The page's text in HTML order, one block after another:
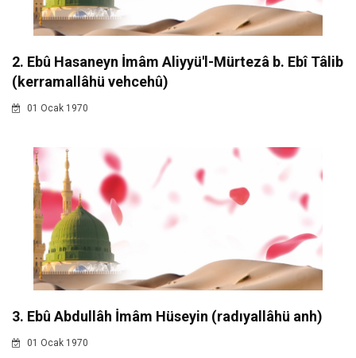
2. Ebû Hasaneyn İmâm Aliyyü'l-Mürtezâ b. Ebî Tâlib
(kerramallâhü vehcehû)
01 Ocak 1970
3. Ebû Abdullâh İmâm Hüseyin (radıyallâhü anh)
01 Ocak 1970